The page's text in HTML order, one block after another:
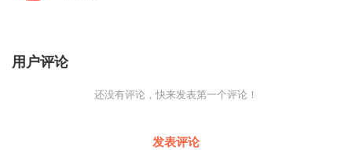
用户评论
还没有评论，快来发表第一个评论！
发表评论